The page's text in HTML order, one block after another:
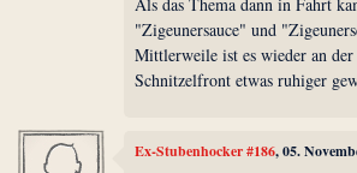
"Zigeunersauce" und
Mittlerweile ist es wieder an der
Schnitzelfront etwas ruhiger
Ex-Stubenhocker #186, 05.